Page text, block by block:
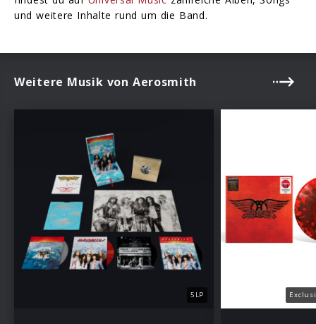
und weitere Inhalte rund um die Band.
Weitere Musik von Aerosmith
5LP